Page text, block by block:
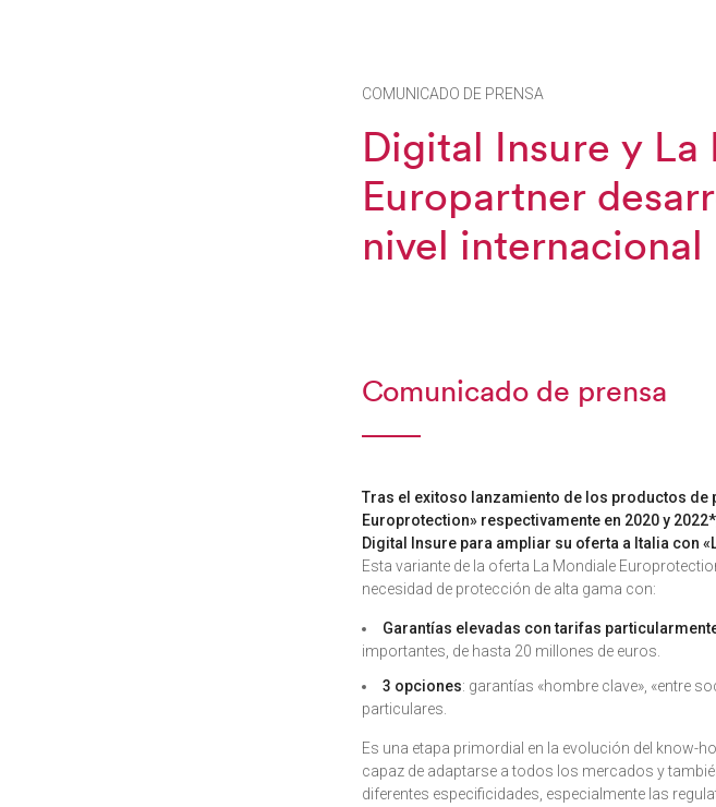
COMUNICADO DE PRENSA
Digital Insure y La
Europartner
nivel internacional
Comunicado de prensa
Tras el exitoso lanzamiento de los productos de
Europrotection» respectivamente en 2020 y
Digital Insure para ampliar su oferta a Italia con
Esta variante de la oferta La Mondiale
necesidad de protección de alta gama con:
Garantías elevadas con tarifas
importantes, de hasta 20 millones de euros.
3 opciones: garantías «hombre clave», «entre
particulares.
Es una etapa primordial en la evolución del know-
capaz de adaptarse a todos los mercados y
diferentes especificidades, especialmente las